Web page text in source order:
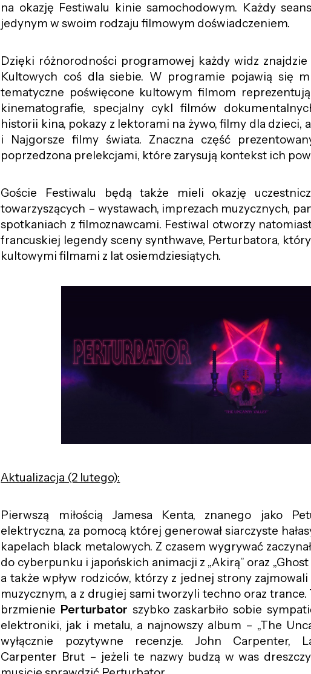
na okazję Festiwalu kinie samochodowym. Każdy
jedynym w swoim rodzaju filmowym doświadczeniem.
Dzięki różnorodności programowej każdy widz
Kultowych coś dla siebie. W programie pojawią się
tematyczne poświęcone kultowym filmom
kinematografie, specjalny cykl filmów
historii kina, pokazy z lektorami na żywo, filmy dla dzieci,
i Najgorsze filmy świata. Znaczna część
poprzedzona prelekcjami, które zarysują kontekst ich
Goście Festiwalu będą także mieli okazję
towarzyszących – wystawach, imprezach muzycznych,
spotkaniach z filmoznawcami. Festiwal otworzy
francuskiej legendy sceny synthwave, Perturbatora,
kultowymi filmami z lat osiemdziesiątych.
Aktualizacja (2 lutego):
Pierwszą miłością Jamesa Kenta, znanego jako
elektryczna, za pomocą której generował siarczyste
kapelach black metalowych. Z czasem wygrywać
do cyberpunku i japońskich animacji z „Akirą” oraz „Ghost
a także wpływ rodziców, którzy z jednej strony
muzycznym, a z drugiej sami tworzyli techno oraz trance.
brzmienie Perturbator szybko zaskarbiło sobie
elektroniki, jak i metalu, a najnowszy album – „The
wyłącznie pozytywne recenzje. John Carpenter,
Carpenter Brut – jeżeli te nazwy budzą w was